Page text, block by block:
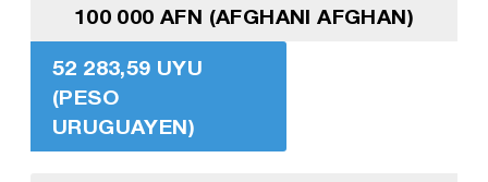
100 000 AFN (AFGHANI AFGHAN)
52 283,59 UYU
(PESO
URUGUAYEN)